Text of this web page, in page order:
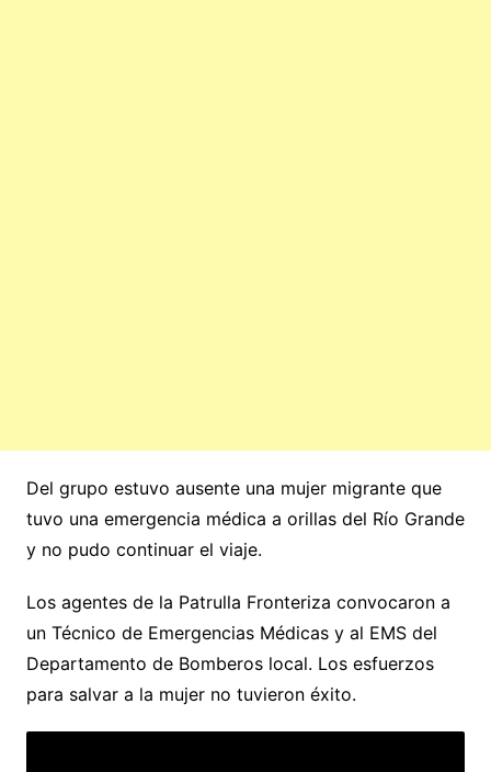
Del grupo estuvo ausente una mujer migrante que
tuvo una emergencia médica a orillas del Río Grande
y no pudo continuar el viaje.
Los agentes de la Patrulla Fronteriza convocaron a
un Técnico de Emergencias Médicas y al EMS del
Departamento de Bomberos local. Los esfuerzos
para salvar a la mujer no tuvieron éxito.